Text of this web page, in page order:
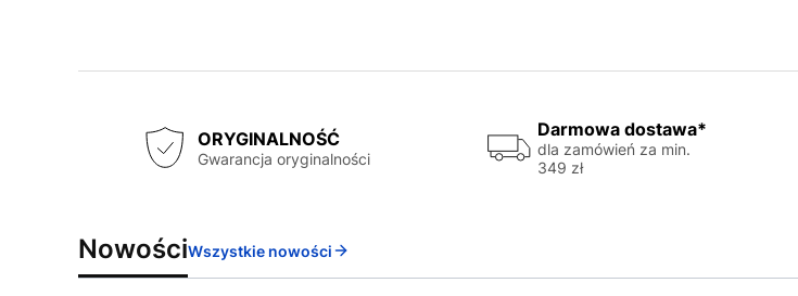
ORYGINALNOŚĆ
Gwarancja oryginalności
Darmowa dostawa*
dla zamówień za min.
349 zł
NowościWszystkie nowości